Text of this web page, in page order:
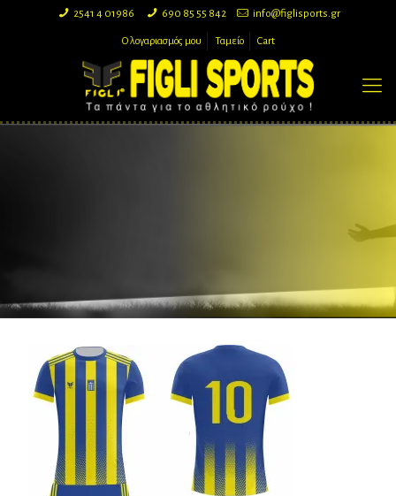
2541 4 01986 690 85 55 842 info@figlisports.gr
Ο λογαριασμός μου Ταμείο Cart